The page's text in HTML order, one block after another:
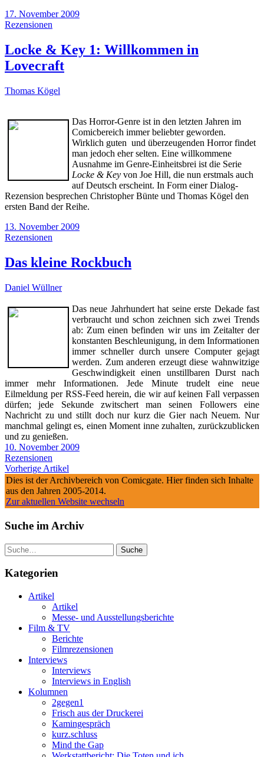
17. November 2009
Rezensionen
Locke & Key 1: Willkommen in
Lovecraft
Thomas Kögel
Das Horror-Genre ist in den letzten Jahren im
Comicbereich immer beliebter geworden.
Wirklich guten und überzeugenden Horror findet
man jedoch eher selten. Eine willkommene
Ausnahme im Genre-Einheitsbrei ist die Serie
Locke & Key von Joe Hill, die nun erstmals auch
auf Deutsch erscheint. In Form einer Dialog-
Rezension besprechen Christopher Bünte und Thomas Kögel den
ersten Band der Reihe.
13. November 2009
Rezensionen
Das kleine Rockbuch
Daniel Wüllner
Das neue Jahrhundert hat seine erste Dekade fast
verbraucht und schon zeichnen sich zwei Trends
ab: Zum einen befinden wir uns im Zeitalter der
konstanten Beschleunigung, in dem Informationen
immer schneller durch unsere Computer gejagt
werden. Zum anderen erzeugt diese wahnwitzige
Geschwindigkeit einen unstillbaren Durst nach
immer mehr Informationen. Jede Minute trudelt eine neue
Eilmeldung per RSS-Feed herein, die wir auf keinen Fall verpassen
dürfen; jede Sekunde zwitschert man seinen Followers eine
Nachricht zu und stillt doch nur kurz die Gier nach Neuem. Nur
manchmal gelingt es, einen Moment inne zuhalten, zurückzublicken
und zu genießen.
10. November 2009
Rezensionen
Vorherige Artikel
Dies ist der Archivbereich von Comicgate. Hier finden sich Inhalte
aus den Jahren 2005-2014.
Zur aktuellen Website wechseln
Suche im Archiv
Suche
Kategorien
Artikel
Artikel
Messe- und Ausstellungsberichte
Film & TV
Berichte
Filmrezensionen
Interviews
Interviews
Interviews in English
Kolumnen
2gegen1
Frisch aus der Druckerei
Kamingespräch
kurz.schluss
Mind the Gap